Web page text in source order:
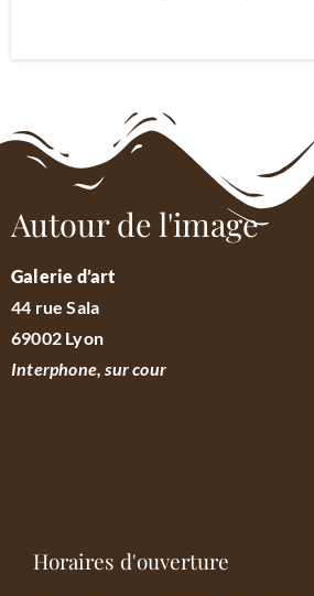
Autour de l'image
Galerie d’art
44 rue Sala
69002 Lyon
Interphone, sur cour
Horaires d'ouverture